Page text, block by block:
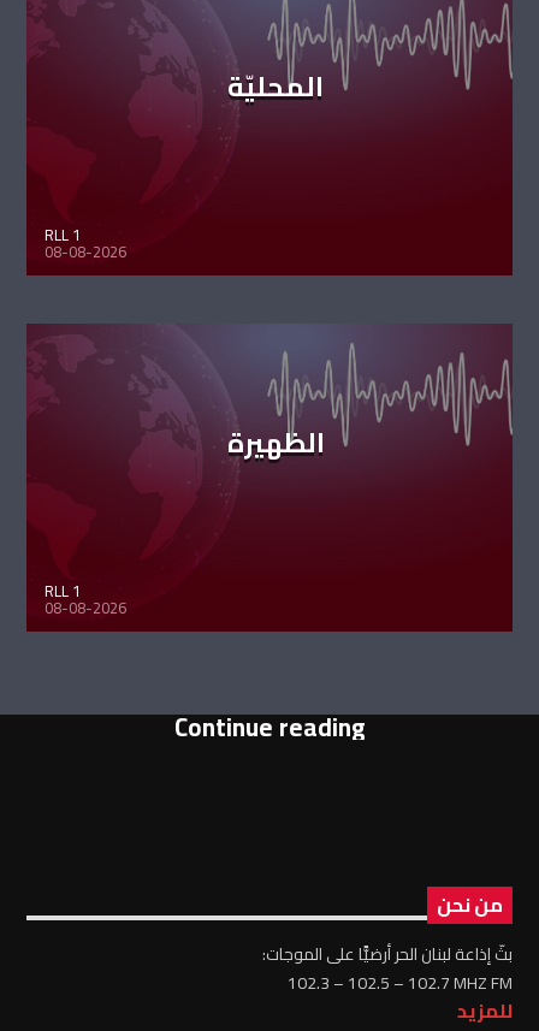
المحليّة
RLL 1
08-08-2026
الظهيرة
RLL 1
08-08-2026
Continue reading
من نحن
بثّ إذاعة لبنان الحر أرضيًّا على الموجات:
102.3 – 102.5 – 102.7 MHZ FM
للمزيد